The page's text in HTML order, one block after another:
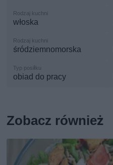
włoska
śródziemnomorska
obiad do pracy
Zobacz również